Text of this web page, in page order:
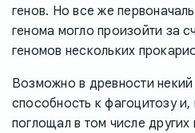
генов. Но все же
генома могло произойти за
геномов нескольких
Возможно в древности
способность к фагоцитозу
поглощал в том числе